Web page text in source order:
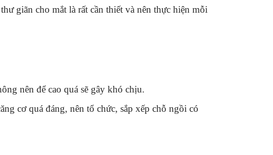
giãn cho mắt là rất cần thiết và nên thực hiện mỗi
nên để cao quá sẽ gây khó chịu.
cơ quá đáng, nên tổ chức, sắp xếp chỗ ngồi có